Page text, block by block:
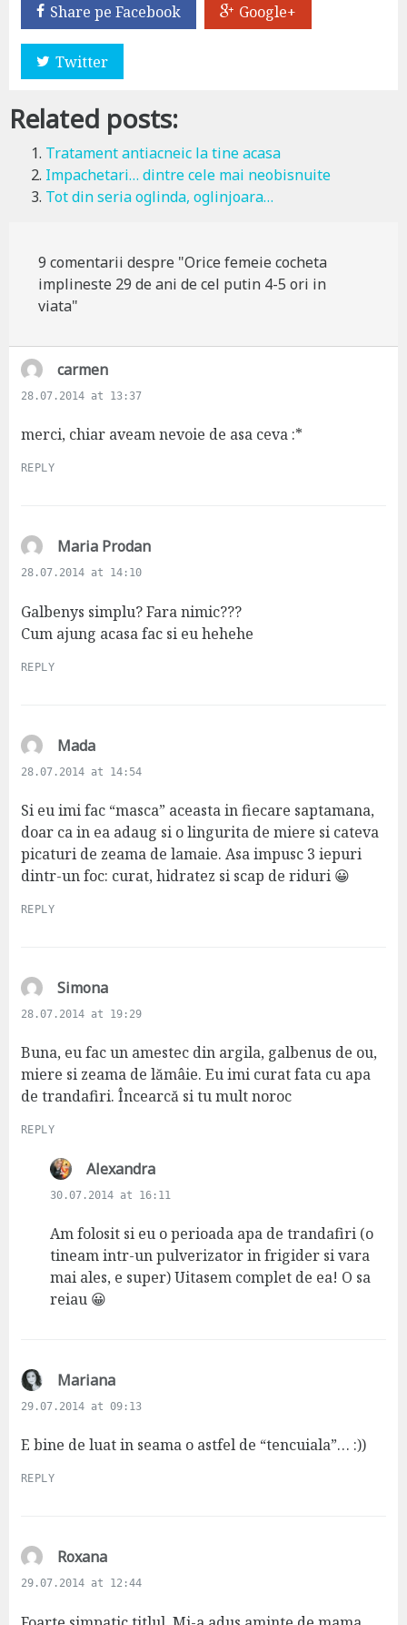
Share pe Facebook Google+
Twitter
Related posts:
Tratament antiacneic la tine acasa
Impachetari… dintre cele mai neobisnuite
Tot din seria oglinda, oglinjoara…
9 comentarii despre "Orice femeie cocheta
implineste 29 de ani de cel putin 4-5 ori in
viata"
carmens
a
s
28.07.2014 at 13:37
merci, chiar aveam nevoie de asa ceva :*
REPLY
Maria Prodans
s
:
28.07.2014 at 14:10
Galbenys simplu? Fara nimic???
Cum ajung acasa fac si eu hehehe
REPLY
Madas
a
s
:
28.07.2014 at 14:54
Si eu imi fac “masca” aceasta in fiecare saptamana,
doar ca in ea adaug si o lingurita de miere si cateva
picaturi de zeama de lamaie. Asa impusc 3 iepuri
dintr-un foc: curat, hidratez si scap de riduri 😀
REPLY
Simonas
a
s
:
28.07.2014 at 19:29
Buna, eu fac un amestec din argila, galbenus de ou,
miere si zeama de lămâie. Eu imi curat fata cu apa
de trandafiri. Încearcă si tu mult noroc
REPLY
Alexandras
a
s
:
30.07.2014 at 16:11
Am folosit si eu o perioada apa de trandafiri (o
tineam intr-un pulverizator in frigider si vara
mai ales, e super) Uitasem complet de ea! O sa
reiau 😀
Marianas
a
s
29.07.2014 at 09:13
E bine de luat in seama o astfel de “tencuiala”… :))
REPLY
Roxanas
a
29.07.2014 at 12:44